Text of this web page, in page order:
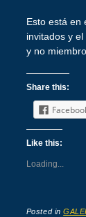
Esto está en
invitados y
y no
Share this:
Like this:
Loading...
Posted in